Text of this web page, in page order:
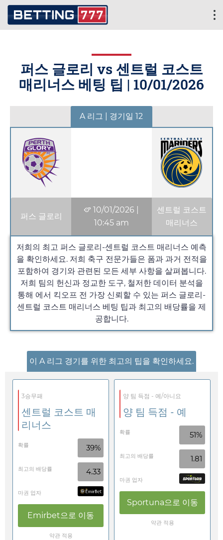
퍼스 글로리 vs 센트럴 코스트
매리너스 베팅 팁 | 10/01/2026
A 리그 | 경기일 12
퍼스 글로리
10/01/2026
10:45 am
센트럴 코스트
매리너스
저희의 최고 퍼스 글로리-센트럴 코스트 매리너스 예측
을 확인하세요. 저희 축구 전문가들은 폼과 과거 전적을
포함하여 경기와 관련된 모든 세부 사항을 살펴봅니다.
저희 팀의 헌신과 정교한 도구, 철저한 데이터 분석을
통해 에서 킥오프 전 가장 신뢰할 수 있는 퍼스 글로리-
센트럴 코스트 매리너스 베팅 팁과 최고의 배당률을 제
공합니다.
이 A 리그 경기를 위한 최고의 팁을 확인하세요.
3승무패
센트럴 코스트 매
리너스
확률 39%
최고의 배당률 4.33
마권 업자
Emirbet으로 이동
약관 적용
양 팀 득점 - 예/아니요
양 팀 득점 - 예
확률 51%
최고의 배당률 1.81
마권 업자
Sportuna으로 이동
약관 적용